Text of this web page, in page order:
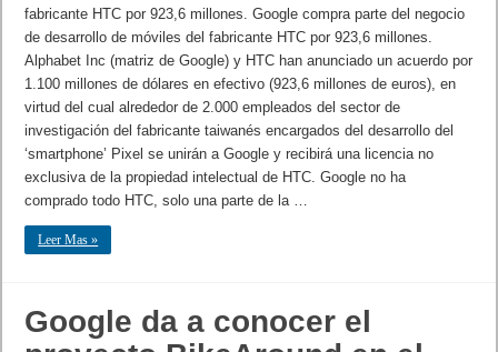
fabricante HTC por 923,6 millones. Google compra parte del negocio
de desarrollo de móviles del fabricante HTC por 923,6 millones.
Alphabet Inc (matriz de Google) y HTC han anunciado un acuerdo por
1.100 millones de dólares en efectivo (923,6 millones de euros), en
virtud del cual alrededor de 2.000 empleados del sector de
investigación del fabricante taiwanés encargados del desarrollo del
‘smartphone’ Pixel se unirán a Google y recibirá una licencia no
exclusiva de la propiedad intelectual de HTC. Google no ha
comprado todo HTC, solo una parte de la …
Leer Mas »
Google da a conocer el